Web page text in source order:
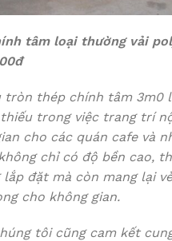
tâm loại thường vải
tròn thép chính tâm 3m0
trong việc trang trí
cho các quán cafe và
chỉ có độ bền cao,
lắp đặt mà còn mang lại
cho không gian.
tôi cũng cam kết